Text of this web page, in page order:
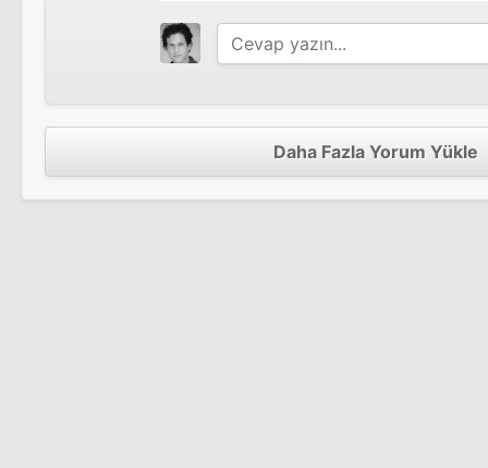
Daha Fazla Yorum Yükle